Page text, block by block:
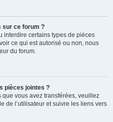
sur ce forum ?
interdire certains types de pièces
ce qui est autorisé ou non, nous
du forum.
pièces jointes ?
vous avez transférées, veuillez
de l’utilisateur et suivre les liens vers